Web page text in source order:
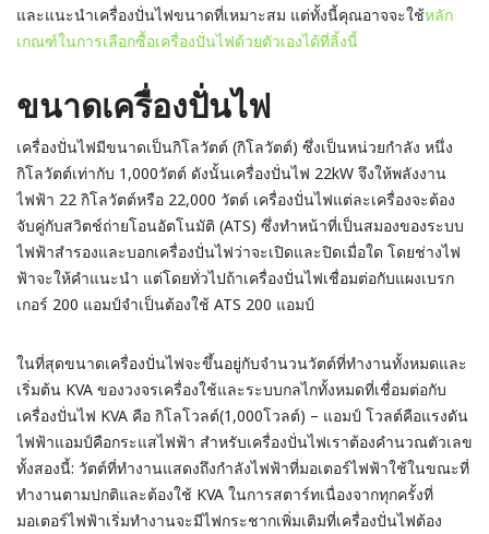
และแนะนำเครื่องปั่นไฟขนาดที่เหมาะสม แต่ทั้งนี้คุณอาจจะใช้หลัก
เกณฑ์ในการเลือกซื้อเครื่องปั่นไฟด้วยตัวเองได้ที่ลิ้งนี้
ขนาดเครื่องปั่นไฟ
เครื่องปั่นไฟมีขนาดเป็นกิโลวัตต์ (กิโลวัตต์) ซึ่งเป็นหน่วยกำลัง หนึ่ง
กิโลวัตต์เท่ากับ 1,000วัตต์ ดังนั้นเครื่องปั่นไฟ 22kW จึงให้พลังงาน
ไฟฟ้า 22 กิโลวัตต์หรือ 22,000 วัตต์ เครื่องปั่นไฟแต่ละเครื่องจะต้อง
จับคู่กับสวิตช์ถ่ายโอนอัตโนมัติ (ATS) ซึ่งทำหน้าที่เป็นสมองของระบบ
ไฟฟ้าสำรองและบอกเครื่องปั่นไฟว่าจะเปิดและปิดเมื่อใด โดยช่างไฟ
ฟ้าจะให้คำแนะนำ แต่โดยทั่วไปถ้าเครื่องปั่นไฟเชื่อมต่อกับแผงเบรก
เกอร์ 200 แอมป์จำเป็นต้องใช้ ATS 200 แอมป์
ในที่สุดขนาดเครื่องปั่นไฟจะขึ้นอยู่กับจำนวนวัตต์ที่ทำงานทั้งหมดและ
เริ่มต้น KVA ของวงจรเครื่องใช้และระบบกลไกทั้งหมดที่เชื่อมต่อกับ
เครื่องปั่นไฟ KVA คือ กิโลโวลต์(1,000โวลต์) – แอมป์ โวลต์คือแรงดัน
ไฟฟ้าแอมป์คือกระแสไฟฟ้า สำหรับเครื่องปั่นไฟเราต้องคำนวณตัวเลข
ทั้งสองนี้: วัตต์ที่ทำงานแสดงถึงกำลังไฟฟ้าที่มอเตอร์ไฟฟ้าใช้ในขณะที่
ทำงานตามปกติและต้องใช้ KVA ในการสตาร์ทเนื่องจากทุกครั้งที่
มอเตอร์ไฟฟ้าเริ่มทำงานจะมีไฟกระชากเพิ่มเติมที่เครื่องปั่นไฟต้อง